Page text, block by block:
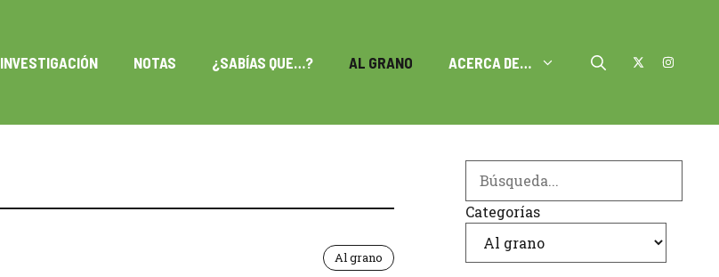
INVESTIGACIÓN NOTAS ¿SABÍAS QUE…? AL GRANO ACERCA DE…
Al grano
Categorías